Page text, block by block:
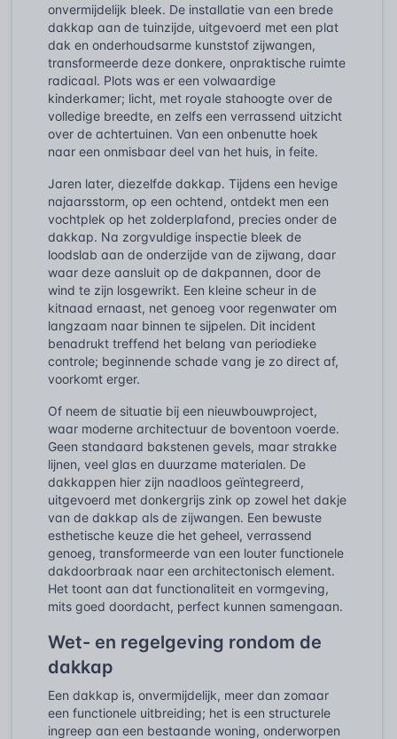
onvermijdelijk bleek. De installatie van een brede
dakkap aan de tuinzijde, uitgevoerd met een plat
dak en onderhoudsarme kunststof zijwangen,
transformeerde deze donkere, onpraktische ruimte
radicaal. Plots was er een volwaardige
kinderkamer; licht, met royale stahoogte over de
volledige breedte, en zelfs een verrassend uitzicht
over de achtertuinen. Van een onbenutte hoek
naar een onmisbaar deel van het huis, in feite.
Jaren later, diezelfde dakkap. Tijdens een hevige
najaarsstorm, op een ochtend, ontdekt men een
vochtplek op het zolderplafond, precies onder de
dakkap. Na zorgvuldige inspectie bleek de
loodslab aan de onderzijde van de zijwang, daar
waar deze aansluit op de dakpannen, door de
wind te zijn losgewrikt. Een kleine scheur in de
kitnaad ernaast, net genoeg voor regenwater om
langzaam naar binnen te sijpelen. Dit incident
benadrukt treffend het belang van periodieke
controle; beginnende schade vang je zo direct af,
voorkomt erger.
Of neem de situatie bij een nieuwbouwproject,
waar moderne architectuur de boventoon voerde.
Geen standaard bakstenen gevels, maar strakke
lijnen, veel glas en duurzame materialen. De
dakkappen hier zijn naadloos geïntegreerd,
uitgevoerd met donkergrijs zink op zowel het dakje
van de dakkap als de zijwangen. Een bewuste
esthetische keuze die het geheel, verrassend
genoeg, transformeerde van een louter functionele
dakdoorbraak naar een architectonisch element.
Het toont aan dat functionaliteit en vormgeving,
mits goed doordacht, perfect kunnen samengaan.
Wet- en regelgeving rondom de
dakkap
Een dakkap is, onvermijdelijk, meer dan zomaar
een functionele uitbreiding; het is een structurele
ingreep aan een bestaande woning, onderworpen